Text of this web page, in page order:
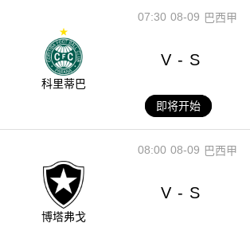
08-09
07:30 巴西甲
科里蒂巴
V - S
即将开始
08-09
08:00 巴西甲
博塔弗戈
V - S